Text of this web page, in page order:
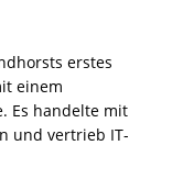
erstes
einem
Es handelte mit
und vertrieb IT-